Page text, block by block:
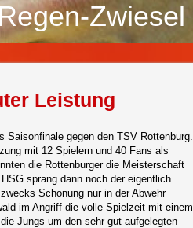
Zwiesel
Leistung
Saisonfinale gegen den TSV Rottenburg.
mit 12 Spielern und 40 Fans als
die Rottenburger die Meisterschaft
sprang dann noch der eigentlich
Schonung nur in der Abwehr
im Angriff die volle Spielzeit mit einem
Jungs um den sehr gut aufgelegten